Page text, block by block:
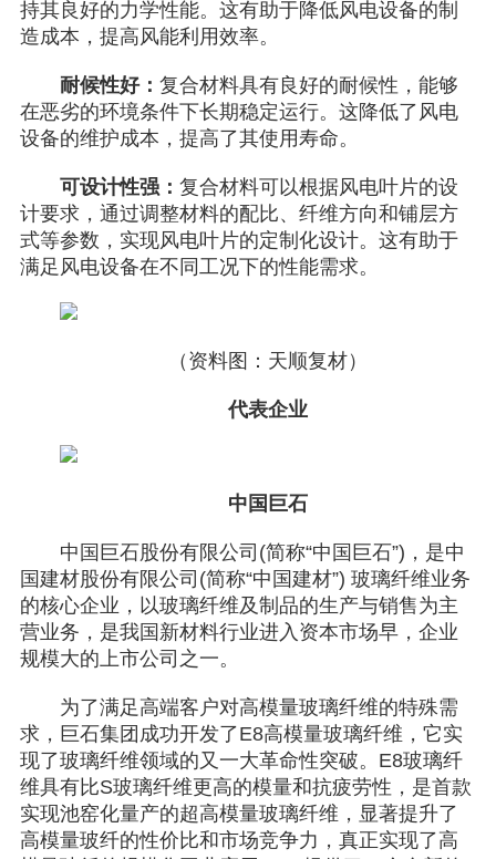
持其良好的力学性能。这有助于降低风电设备的制
造成本，提高风能利用效率。
耐候性好： 复合材料具有良好的耐候性，能够
在恶劣的环境条件下长期稳定运行。这降低了风电
设备的维护成本，提高了其使用寿命。
可设计性强： 复合材料可以根据风电叶片的设
计要求，通过调整材料的配比、纤维方向和铺层方
式等参数，实现风电叶片的定制化设计。这有助于
满足风电设备在不同工况下的性能需求。
（资料图：天顺复材）
代表企业
中国巨石
中国巨石股份有限公司(简称“中国巨石”)，是中
国建材股份有限公司(简称“中国建材”) 玻璃纤维业务
的核心企业，以玻璃纤维及制品的生产与销售为主
营业务，是我国新材料行业进入资本市场早，企业
规模大的上市公司之一。
为了满足高端客户对高模量玻璃纤维的特殊需
求，巨石集团成功开发了E8高模量玻璃纤维，它实
现了玻璃纤维领域的又一大革命性突破。E8玻璃纤
维具有比S玻璃纤维更高的模量和抗疲劳性，是首款
实现池窑化量产的超高模量玻璃纤维，显著提升了
高模量玻纤的性价比和市场竞争力，真正实现了高